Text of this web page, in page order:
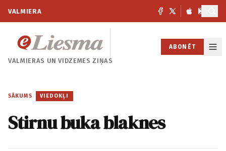
VALMIERA
VALMIERAS UNVIDZEMES ZIŅAS
ABONĒT
SĀKUMS / VIEDOKĻI
Stirnu buka blaknes